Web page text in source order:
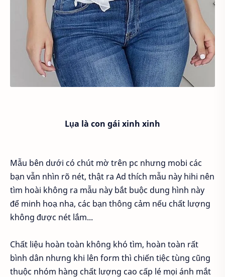
Lụa là con gái xinh xinh
Mẫu bên dưới có chút mờ trên pc nhưng mobi các
bạn vẫn nhìn rõ nét, thật ra Ad thích mẫu này hihi nên
tìm hoài không ra mẫu này bắt buộc dung hình này
để minh hoạ nha, các bạn thông cảm nếu chất lượng
không được nét lắm...
Chất liệu hoàn toàn không khó tìm, hoàn toàn rất
bình dân nhưng khi lên form thì chiến tiệc tùng cũng
thuộc nhóm hàng chất lượng cao cấp lé mọi ánh mắt